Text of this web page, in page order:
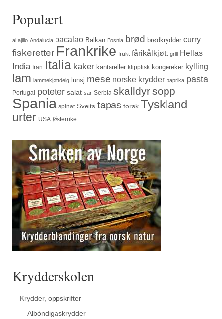
Populært
al ajillo Andalucia bacalao Balkan Bosnia brød brødkrydder curry
fiskeretter Frankrike frukt fårikålkjøtt grill Hellas
India Iran Italia kaker kantareller klippfisk kongereker kylling
lam lammekjøttdeig lunsj mese norske krydder paprika pasta
Portugal poteter salat sar Serbia skalldyrsopp
Spania spinat Sveits tapas torsk Tyskland
urter USA Østerrike
Krydderskolen
Krydder, oppskrifter
Albóndigaskrydder